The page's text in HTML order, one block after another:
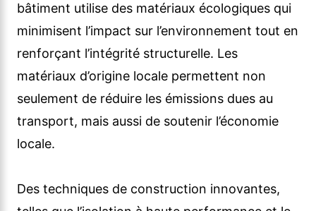
bâtiment utilise des matériaux écologiques qui
minimisent l’impact sur l’environnement tout en
renforçant l’intégrité structurelle. Les
matériaux d’origine locale permettent non
seulement de réduire les émissions dues au
transport, mais aussi de soutenir l’économie
locale.
Des techniques de construction innovantes,